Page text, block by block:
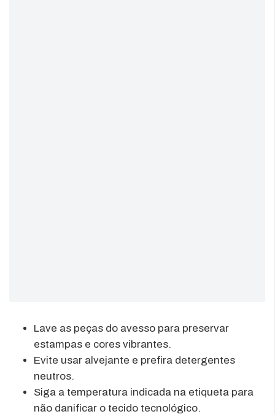
Lave as peças do avesso para preservar
estampas e cores vibrantes.
Evite usar alvejante e prefira detergentes
neutros.
Siga a temperatura indicada na etiqueta para
não danificar o tecido tecnológico.